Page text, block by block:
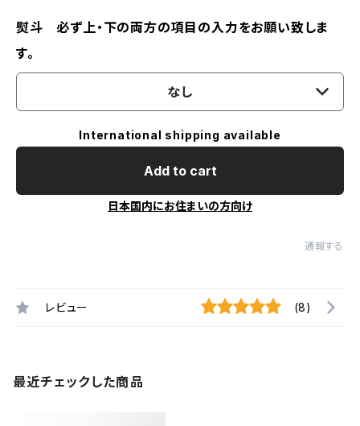
熨斗 必ず上・下の両方の項目の入力をお願い致しま
す。
なし
International shipping available
Add to cart
日本国内にお住まいの方向け
通報する
レビュー (8)
最近チェックした商品